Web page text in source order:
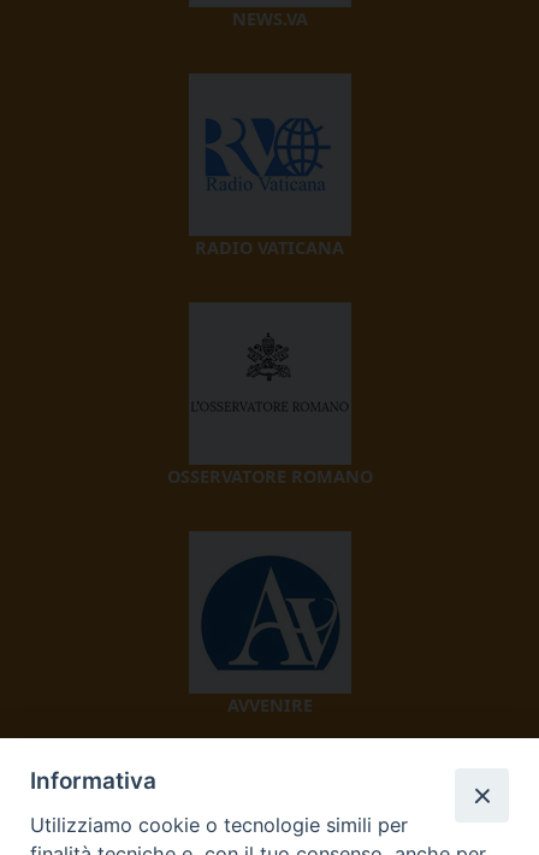
NEWS.VA
RADIO VATICANA
OSSERVATORE ROMANO
AVVENIRE
Informativa
Utilizziamo cookie o tecnologie simili per